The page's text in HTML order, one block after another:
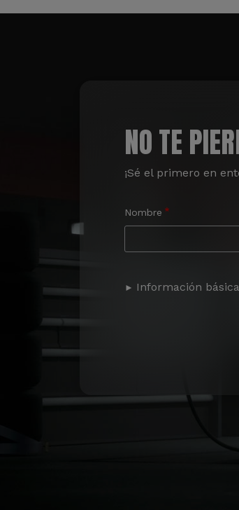
NO TE
¡Sé el primero en
Nombre
Información